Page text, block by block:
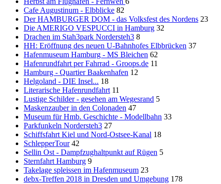
Cafe Augustinum - Elbblicke 82
Der HAMBURGER DOM - das Volksfest des Nordens 23
Die AMERIGO VESPUCCI in Hamburg 32
Drachen im Stah3park Nordersteh3 8
HH: Eröffnung des neuen U-Bahnhofes Elbbrücken 37
Hafenmuseum Hamburg - MS Bleichen 62
Hafenrundfahrt per Fahrrad - Groops.de 11
Hamburg - Quartier Baakenhafen 12
Helgoland - DIE Insel... 18
Literarische Hafenrundfahrt 11
Lustige Schilder - gesehen am Wegesrand 5
Maskenzauber in den Colonaden 47
Museum für Hmb. Geschichte - Modellbahn 33
Parkfunkeln Nordersteh3 27
Schiffsfahrt Kiel und Nord-Ostsee-Kanal 18
SchlepperTour 42
Sellin Ost - Dampfzughaltpunkt auf Rügen 5
Sternfahrt Hamburg 9
Takelage spleissen im Hafenmuseum 23
debx-Treffen 2018 in Dresden und Umgebung 178